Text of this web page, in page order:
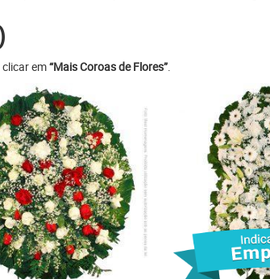
em“Mais Coroas de Flores”.